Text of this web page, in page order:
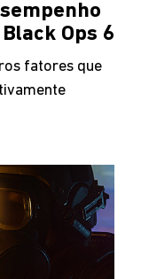
Ops 6
fatores que